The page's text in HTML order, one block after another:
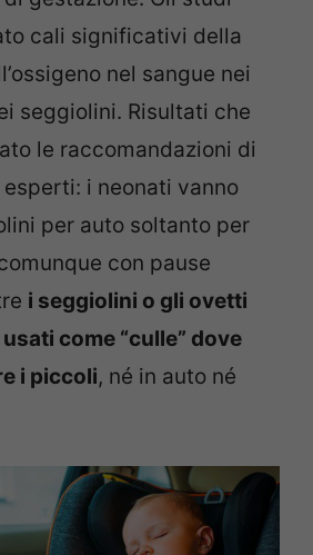
cali significativi della
nel sangue nei
seggiolini. Risultati che
le raccomandazioni di
i neonati vanno
per auto soltanto per
con pause
i seggiolini o gli ovetti
come “culle” dove
i piccoli, né in auto né